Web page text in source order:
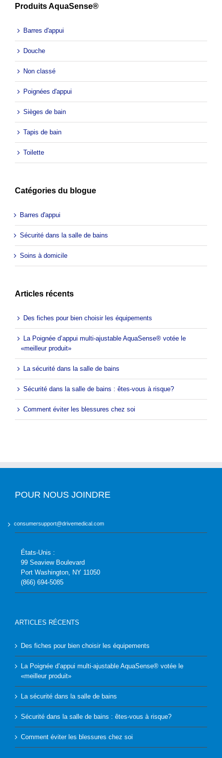
Produits AquaSense®
Barres d'appui
Douche
Non classé
Poignées d'appui
Sièges de bain
Tapis de bain
Toilette
Catégories du blogue
Barres d'appui
Sécurité dans la salle de bains
Soins à domicile
Articles récents
Des fiches pour bien choisir les équipements
La Poignée d’appui multi-ajustable AquaSense® votée le
«meilleur produit»
La sécurité dans la salle de bains
Sécurité dans la salle de bains : êtes-vous à risque?
Comment éviter les blessures chez soi
POUR NOUS JOINDRE
consumersupport@drivemedical.com
États-Unis :
99 Seaview Boulevard
Port Washington, NY 11050
(866) 694-5085
ARTICLES RÉCENTS
Des fiches pour bien choisir les équipements
La Poignée d’appui multi-ajustable AquaSense® votée le
«meilleur produit»
La sécurité dans la salle de bains
Sécurité dans la salle de bains : êtes-vous à risque?
Comment éviter les blessures chez soi